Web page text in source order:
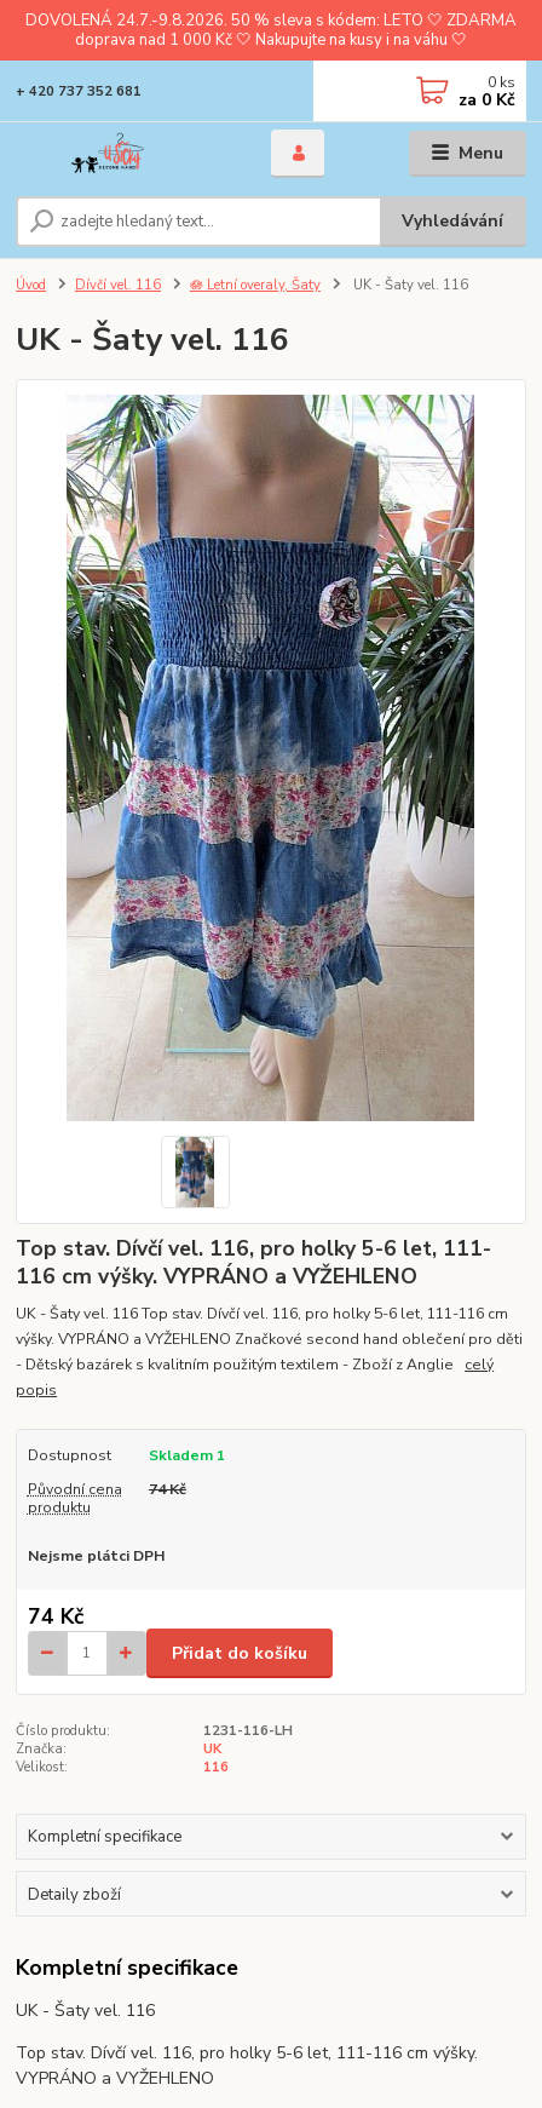
DOVOLENÁ 24.7.-9.8.2026. 50 % sleva s kódem: LETO 🤍 ZDARMA
doprava nad 1 000 Kč 🤍 Nakupujte na kusy i na váhu 🤍
Menu
Vyhledávání
+ 420 737 352 681 0 ks
za 0 Kč
Úvod Dívčí vel. 116 🪷 Letní overaly, Šaty UK - Šaty vel. 116
UK - Šaty vel. 116
Top stav. Dívčí vel. 116, pro holky 5-6 let, 111-
116 cm výšky. VYPRÁNO a VYŽEHLENO
UK - Šaty vel. 116 Top stav. Dívčí vel. 116, pro holky 5-6 let, 111-116 cm
výšky. VYPRÁNO a VYŽEHLENO Značkové second hand oblečení pro děti
- Dětský bazárek s kvalitním použitým textilem - Zboží z Anglie celý
popis
Dostupnost
Skladem 1
Původní cena
produktu
74 Kč
Nejsme plátci DPH
74 Kč
Přidat do košíku
Číslo produktu:
1231-116-LH
Značka:
UK
Velikost:
116
Kompletní specifikace
Detaily zboží
Kompletní specifikace
UK - Šaty vel. 116
Top stav. Dívčí vel. 116, pro holky 5-6 let, 111-116 cm výšky.
VYPRÁNO a VYŽEHLENO